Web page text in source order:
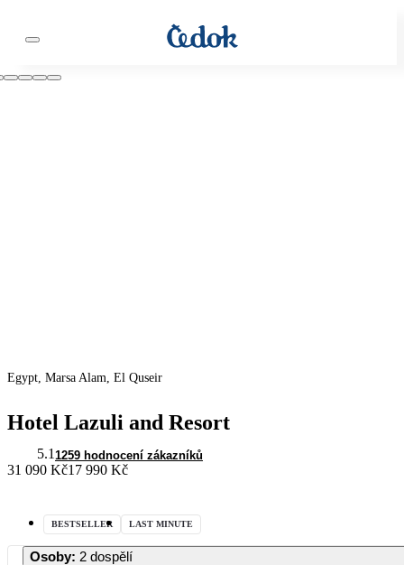
Egypt, Marsa Alam, El Quseir
Hotel Lazuli and Resort
5.1 1259 hodnocení zákazníků
31 090 Kč17 990 Kč
BESTSELLER LAST MINUTE
Osoby: 2 dospělí